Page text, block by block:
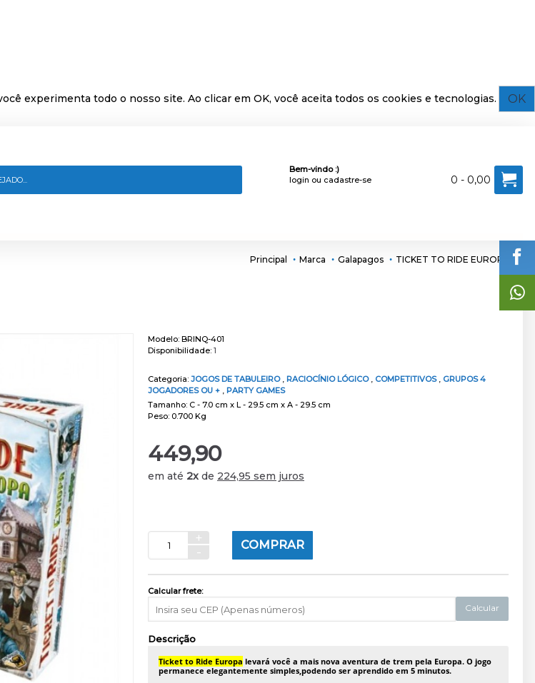
experimenta todo o nosso site. Ao clicar em OK, você aceita todos os cookies e tecnologias. OK
Bem-vindo :)
login ou cadastre-se 0 - 0,00
Principal Marca Galapagos TICKET TO RIDE EUROPA
Modelo: BRINQ-401
Disponibilidade: 1
Categoria: JOGOS DE TABULEIRO , RACIOCÍNIO LÓGICO , COMPETITIVOS , GRUPOS 4
JOGADORES OU + , PARTY GAMES
Tamanho: C - 7.0 cm x L - 29.5 cm x A - 29.5 cm
Peso: 0.700 Kg
449,90
em até 2x de 224,95 sem juros
+
-
COMPRAR
Calcular frete:
Calcular
Descrição
Ticket to Ride Europa levará você a mais nova aventura de trem pela Europa. O jogo
permanece elegantemente simples,podendo ser aprendido em 5 minutos.